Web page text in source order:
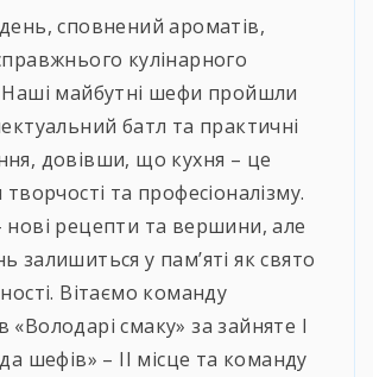
сповнений ароматів,
кулінарного
Наші майбутні шефи пройшли
батл та практичні
довівши, що кухня – це
творчості та професіоналізму.
нові рецепти та вершини, але
залишиться у пам’яті як свято
Вітаємо команду
смаку» за зайняте І
шефів» – ІІ місце та команду